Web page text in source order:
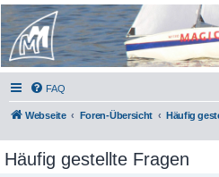
Micro Magic Forum
Deutschland
FAQ
Webseite Foren-Übersicht
Häufig gestellte Fragen